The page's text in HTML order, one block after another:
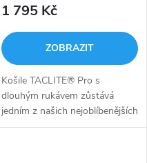
1 795 Kč
ZOBRAZIT
Košile TACLITE® Pro s
dlouhým rukávem zůstává
jedním z našich nejoblíbenějších
vzorů vytvořených z našeho